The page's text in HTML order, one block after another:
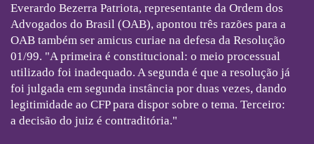
Everardo Bezerra Patriota, representante da Ordem dos
Advogados do Brasil (OAB), apontou três razões para a
OAB também ser amicus curiae na defesa da Resolução
01/99. "A primeira é constitucional: o meio processual
utilizado foi inadequado. A segunda é que a resolução já
foi julgada em segunda instância por duas vezes, dando
legitimidade ao CFP para dispor sobre o tema. Terceiro:
a decisão do juiz é contraditória."